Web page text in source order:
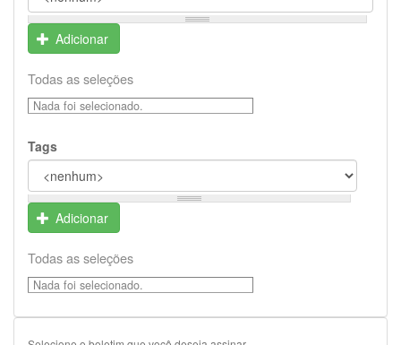
Adicionar
Todas as seleções
Nada foi selecionado.
Tags
Adicionar
Todas as seleções
Nada foi selecionado.